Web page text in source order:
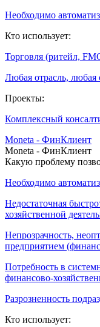
Необходимо
Кто использует:
Торговля (ритейл,
Любая отрасль, любая
Проекты:
Комплексный
Moneta - ФинКлиент
Moneta - ФинКлиент
Какую проблему
Необходимо
Недостаточная
хозяйственной
Непрозрачность,
предприятием
Потребность в
финансово-
Разрозненность
Кто использует: